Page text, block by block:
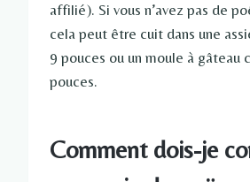
affilié). Si vous n’avez pas de
cela peut être cuit dans une
9 pouces ou un moule à gâteau
pouces.
Comment dois-je